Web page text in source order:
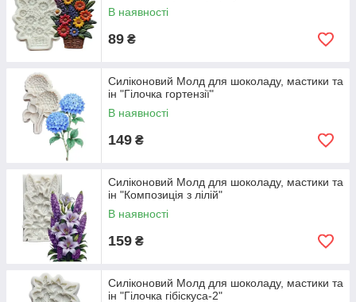
В наявності
89 ₴
Силіконовий Молд для шоколаду, мастики та
ін "Гілочка гортензії"
В наявності
149 ₴
Силіконовий Молд для шоколаду, мастики та
ін "Композиція з лілій"
В наявності
159 ₴
Силіконовий Молд для шоколаду, мастики та
ін "Гілочка гібіскуса-2"